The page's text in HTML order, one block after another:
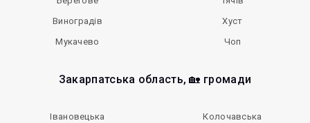
Виноградів
Мукачево
Хуст
Чоп
Закарпатська область, 🏡 громади
Івановецька
Колочавська